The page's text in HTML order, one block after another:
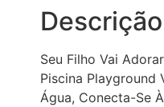
Descrição
Seu Filho Vai
Piscina Playground
Água, Conecta-Se